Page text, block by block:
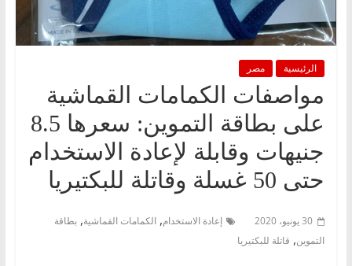
الرئيسية مصر
مواصفات الكمامات القماشية
على بطاقة التموين: سعرها 8.5
جنيهات وقابلة لإعادة الاستخدام
حتى 50 غسلة وقاتلة للبكتيريا
30 يونيو، 2020 إعادة الاستخدام, الكمامات القماشية, بطاقة
التموين, قاتلة للبكتيريا